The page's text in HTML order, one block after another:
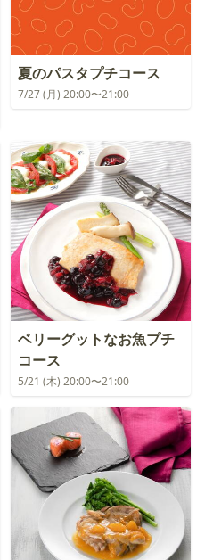
夏のパスタプチコース
7/27 (月) 20:00〜21:00
ベリーグットなお魚プチ
コース
5/21 (木) 20:00〜21:00